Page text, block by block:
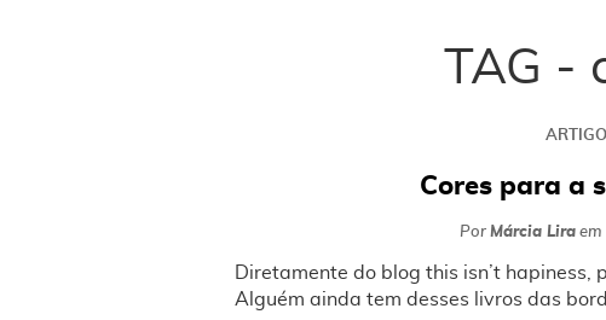
TAG -
ARTIGO
Cores para a
PorMárcia Lira em
Diretamente do blog this isn’t hapiness,
Alguém ainda tem desses livros das